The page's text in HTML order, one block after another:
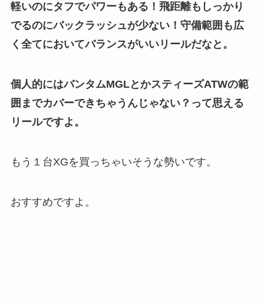
軽いのにタフでパワーもある！飛距離もしっかり
でるのにバックラッシュが少ない！守備範囲も広
く全てにおいてバランスがいいリールだなと。
個人的にはバンタムMGLとかスティーズATWの範
囲までカバーできちゃうんじゃない？って思える
リールですよ。
もう１台XGを買っちゃいそうな勢いです。
おすすめですよ。